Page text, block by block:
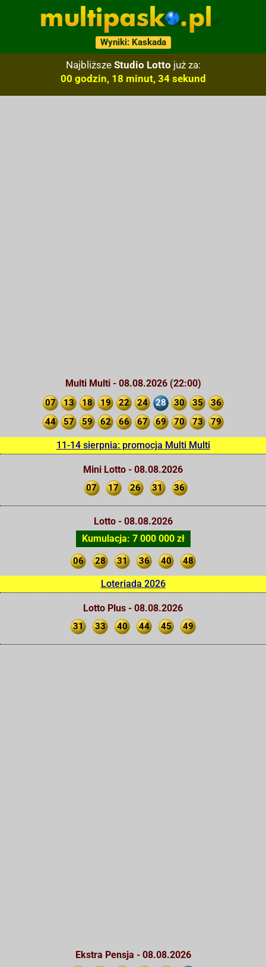
Wyniki: Kaskada
Najbliższe Studio Lotto już za:
00 godzin, 18 minut, 33 sekund
Multi Multi - 08.08.2026 (22:00)
07 13 18 19 22 24 28 30 35
36
44
57 59 62 66 67 69 70 73 79
11-14 sierpnia: promocja Multi Multi
Mini Lotto - 08.08.2026
07 17 26 31 36
Lotto - 08.08.2026
Kumulacja: 7 000 000 zł
06 28 31 36 40 48
Loteriada 2026
Lotto Plus - 08.08.2026
31 33 40 44 45 49
Ekstra Pensja - 08.08.2026